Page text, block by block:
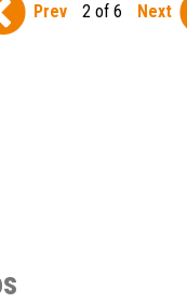
Prev 2 of 6 Next